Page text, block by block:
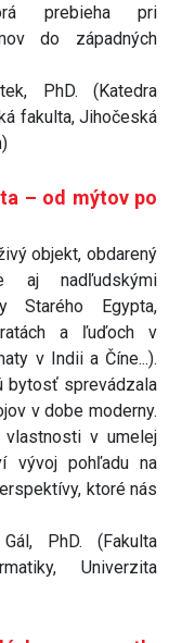
prebieha pri
do západných
PhD. (Katedra
fakulta, Jihočeská
– od mýtov po
objekt, obdarený
aj nadľudskými
Starého Egypta,
a ľuďoch v
v Indii a Číne...).
bytosť sprevádzala
v dobe moderny.
v umelej
vývoj pohľadu na
ktoré nás
PhD. (Fakulta
Univerzita